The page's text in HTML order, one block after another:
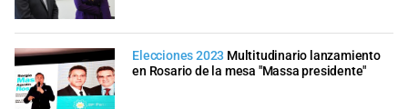
Elecciones 2023 Multitudinario lanzamiento
en Rosario de la mesa "Massa presidente"